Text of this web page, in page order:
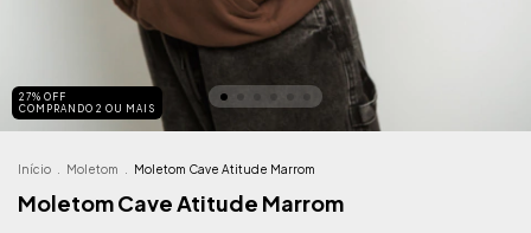
27% OFF
COMPRANDO 2 OU MAIS
Início Moletom Moletom Cave Atitude Marrom
Moletom Cave Atitude Marrom